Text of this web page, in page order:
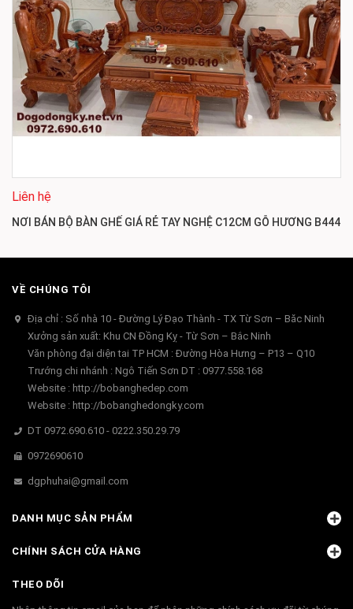
Liên hệ
NƠI BÁN BỘ BÀN GHẾ GIÁ RẺ TAY NGHỆ C12CM GỖ HƯƠNG B444
VỀ CHÚNG TÔI
Địa chỉ : Số nhà 10 - Đường Lý Đạo Thành - TX Từ Sơn – Băc Ninh
Xưởng sản xuất: Khu CN Đồng Kỵ - Từ Sơn – Bắc Ninh
Văn phòng đại diện tai TP HCM : Đường Hòa Hưng – P13 – Q10
Trướng chi nhánh : Ngô Tiến Sơn DT : 0977.558.168
Website : http://bobanghedep.com
Website : http://bobanghedongky.com
DT 0972.690.610 - 0222.350.29.79
0972690610
dgphuhai@gmail.com
DANH MỤC SẢN PHẨM
CHÍNH SÁCH CỬA HÀNG
THEO DÕI